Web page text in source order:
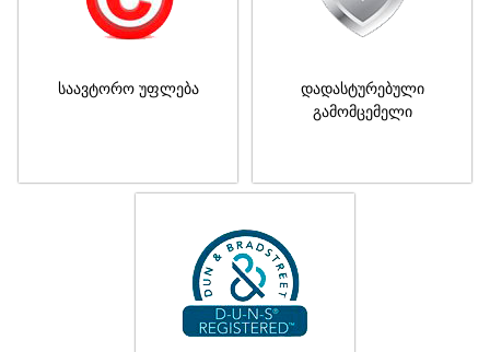
საავტორო უფლება
დადასტურებული
გამომცემელი